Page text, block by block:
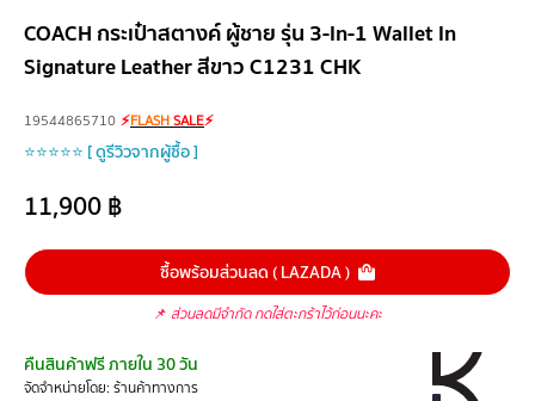
COACH กระเป๋าสตางค์ ผู้ชาย รุ่น 3-In-1 Wallet In
Signature Leather สีขาว C1231 CHK
19544865710 ⚡FLASHSALE⚡
⭐⭐⭐⭐⭐ [ ดูรีวิวจากผู้ซื้อ ]
11,900฿
ซื้อพร้อมส่วนลด ( LAZADA )
📌 ส่วนลดมีจำกัด กดใส่ตะกร้าไว้ก่อนนะคะ
คืนสินค้าฟรี ภายใน 30 วัน
จัดจำหน่ายโดย: ร้านค้าทางการ